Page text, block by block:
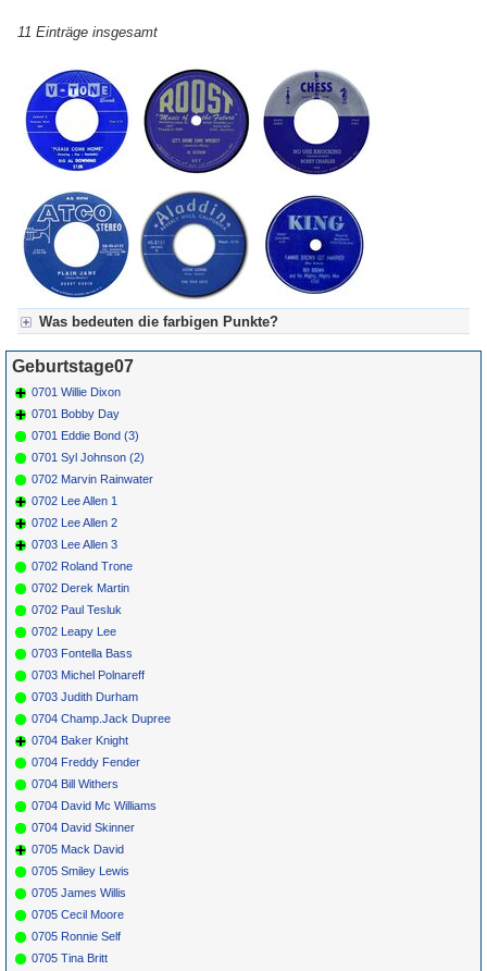
11 Einträge insgesamt
Was bedeuten die farbigen Punkte?
Für Axel's Tageskalender:
Grün = Kurzgeschichte
Grün! = fachlich bestimmt spannend, nicht verpassen!
Grün+ = Stundenbeitrag
Gelb = Kurzgeschichten oder Stundensendungen in Arbeit
Blau = Beschreibungstext (beschreibender Text)
Geburtstage07
0701 Willie Dixon
0701 Bobby Day
0701 Eddie Bond (3)
0701 Syl Johnson (2)
0702 Marvin Rainwater
0702 Lee Allen 1
0702 Lee Allen 2
0703 Lee Allen 3
0702 Roland Trone
0702 Derek Martin
0702 Paul Tesluk
0702 Leapy Lee
0703 Fontella Bass
0703 Michel Polnareff
0703 Judith Durham
0704 Champ.Jack Dupree
0704 Baker Knight
0704 Freddy Fender
0704 Bill Withers
0704 David Mc Williams
0704 David Skinner
0705 Mack David
0705 Smiley Lewis
0705 James Willis
0705 Cecil Moore
0705 Ronnie Self
0705 Tina Britt